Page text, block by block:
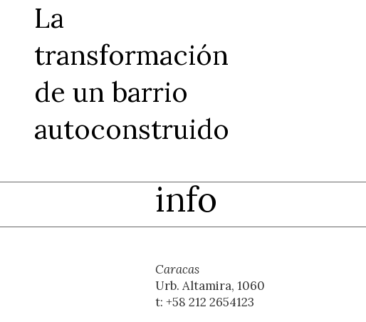
La
transformación
de un barrio
autoconstruido
info
Caracas
Urb. Altamira, 1060
t: +58 212 2654123